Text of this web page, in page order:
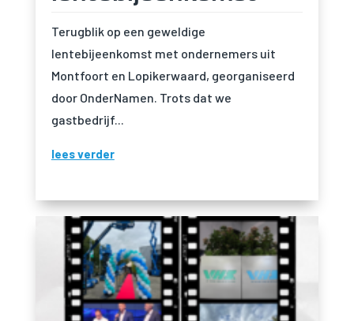
Terugblik op een geweldige
lentebijeenkomst met ondernemers uit
Montfoort en Lopikerwaard, georganiseerd
door OnderNamen. Trots dat we
gastbedrijf...
lees verder